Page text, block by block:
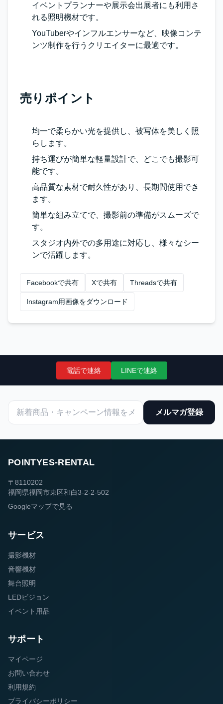
イベントプランナーや展示会出展者にも利用さ
れる照明機材です。
YouTuberやインフルエンサーなど、映像コンテ
ンツ制作を行うクリエイターに最適です。
売りポイント
均一で柔らかい光を提供し、被写体を美しく照
らします。
持ち運びが簡単な軽量設計で、どこでも撮影可
能です。
高品質な素材で耐久性があり、長期間使用でき
ます。
簡単な組み立てで、撮影前の準備がスムーズで
す。
スタジオ内外での多用途に対応し、様々なシー
ンで活躍します。
Facebookで共有 Xで共有 Threadsで共有
Instagram用画像をダウンロード
電話で連絡 LINEで連絡
メルマガ登録
POINTYES-RENTAL
〒8110202
福岡県福岡市東区和白3-2-2-502
Googleマップで見る
サービス
撮影機材
音響機材
舞台照明
LEDビジョン
イベント用品
サポート
マイページ
お問い合わせ
利用規約
プライバシーポリシー